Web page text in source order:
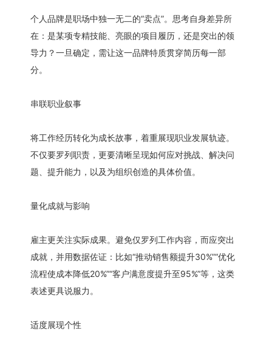
个人品牌是职场中独一无二的“卖点”。思考自身差异所
在：是某项专精技能、亮眼的项目履历，还是突出的领
导力？一旦确定，需让这一品牌特质贯穿简历每一部
分。
串联职业叙事
将工作经历转化为成长故事，着重展现职业发展轨迹。
不仅要罗列职责，更要清晰呈现如何应对挑战、解决问
题、提升能力，以及为组织创造的具体价值。
量化成就与影响
雇主更关注实际成果。避免仅罗列工作内容，而应突出
成就，并用数据佐证：比如“推动销售额提升30%”“优化
流程使成本降低20%”“客户满意度提升至95%”等，这类
表述更具说服力。
适度展现个性